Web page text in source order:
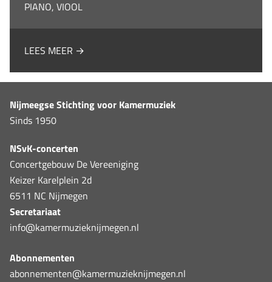
PIANO, VIOOL
LEES MEER →
Nijmeegse Stichting voor Kamermuziek
Sinds 1950
NSvK-concerten
Concertgebouw De Vereeniging
Keizer Karelplein 2d
6511 NC Nijmegen
Secretariaat
info@kamermuzieknijmegen.nl
Abonnementen
abonnementen@kamermuzieknijmegen.nl